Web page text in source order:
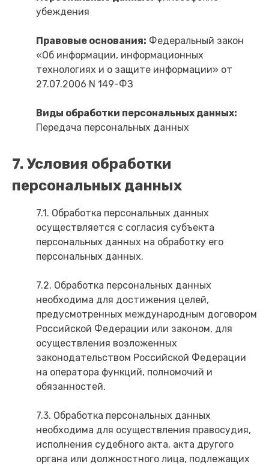
убеждения
Правовые основания: Федеральный закон
«Об информации, информационных
технологиях и о защите информации» от
27.07.2006 N 149-ФЗ
Виды обработки персональных данных:
Передача персональных данных
7. Условия обработки
персональных данных
7.1. Обработка персональных данных
осуществляется с согласия субъекта
персональных данных на обработку его
персональных данных.
7.2. Обработка персональных данных
необходима для достижения целей,
предусмотренных международным договором
Российской Федерации или законом, для
осуществления возложенных
законодательством Российской Федерации
на оператора функций, полномочий и
обязанностей.
7.3. Обработка персональных данных
необходима для осуществления правосудия,
исполнения судебного акта, акта другого
органа или должностного лица, подлежащих